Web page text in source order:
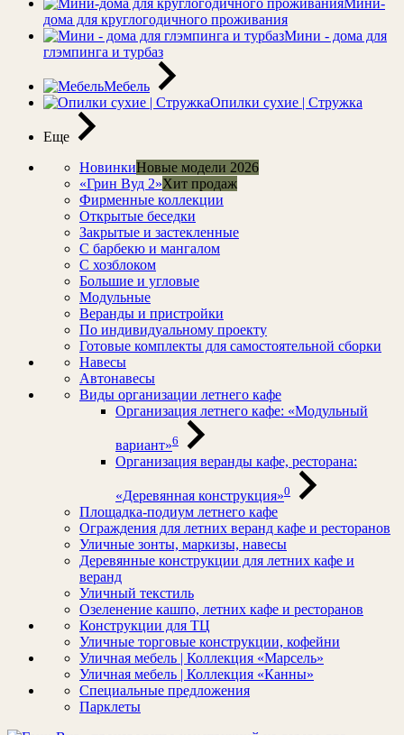
дома для круглогодичного проживания
Мини - дома для
глэмпинга и турбаз
Мебель
Опилки сухие | Стружка
Еще
НовинкиНовые модели 2026
«Грин Вуд 2»Хит продаж
Фирменные коллекции
Открытые беседки
Закрытые и застекленные
С барбекю и мангалом
С хозблоком
Большие и угловые
Модульные
Веранды и пристройки
По индивидуальному проекту
Готовые комплекты для самостоятельной сборки
Навесы
Автонавесы
Виды организации летнего кафе
Организация летнего кафе: «Модульный
вариант»6
Организация веранды кафе, ресторана:
«Деревянная конструкция»0
Площадка-подиум летнего кафе
Ограждения для летних веранд кафе и ресторанов
Уличные зонты, маркизы, навесы
Деревянные конструкции для летних кафе и
веранд
Уличный текстиль
Озеленение кашпо, летних кафе и ресторанов
Конструкции для ТЦ
Уличные торговые конструкции, кофейни
Уличная мебель | Коллекция «Марсель»
Уличная мебель | Коллекция «Канны»
Специальные предложения
Парклеты